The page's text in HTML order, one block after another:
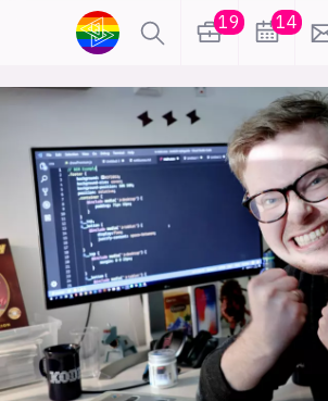
19 14
lønn
karriere
utdanning sikkerhet
frontend
backend
devops
IoT